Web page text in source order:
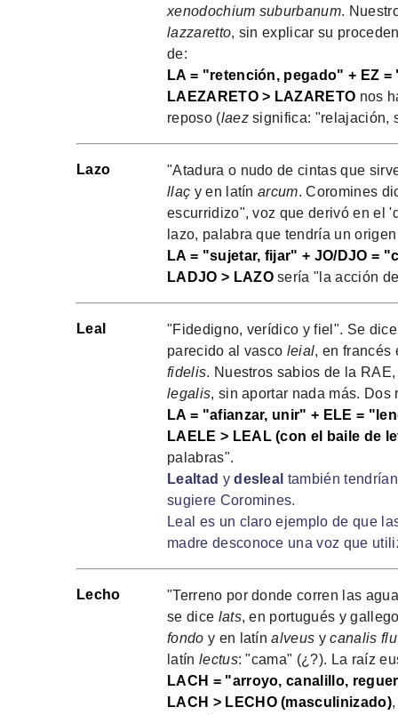
xenodochium suburbanum.
lazzaretto, sin explicar su
de:
LA = "retención, pegado" + EZ
LAEZARETO > LAZARETO nos
reposo (laezsignifica: "relajación,
Lazo
"Atadura o nudo de cintas que
llaç y en latínarcum. Coromines
escurridizo", voz que derivó en el
lazo, palabra que tendría un
LA = "sujetar, fijar" + JO/DJO =
LADJO > LAZOsería "la acción
Leal
"Fidedigno, verídico y fiel". Se
parecido al vasco leial, en francés
fidelis. Nuestros sabios de la
legalis, sin aportar nada más.
LA = "afianzar, unir" + ELE =
LAELE > LEAL (con el baile de
palabras".
Lealtad ydesleal también
sugiere Coromines.
Leal es un claro ejemplo de que
madre desconoce una voz que
Lecho
"Terreno por donde corren las
se dice lats, en portugués y
fondo y en latínalveus ycanalis
latín lectus: "cama" (¿?). La raíz
LACH = "arroyo, canalillo,
LACH > LECHO (masculinizado)